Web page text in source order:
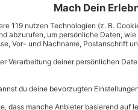
& als digitale Datei
Fotostudio bestellt werden